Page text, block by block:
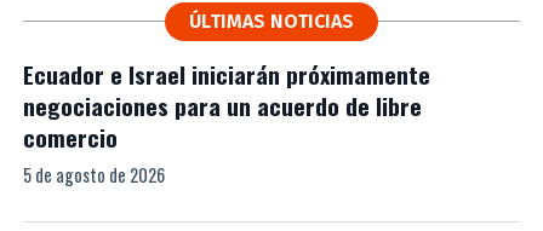
ÚLTIMAS NOTICIAS
Ecuador e Israel iniciarán próximamente
negociaciones para un acuerdo de libre
comercio
5 de agosto de 2026